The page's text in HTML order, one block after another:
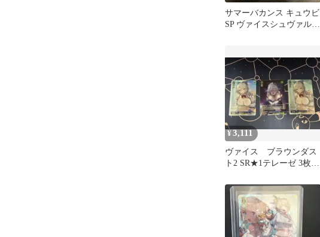
サマーバカンス キュウビ
SP ヴァイスシュヴァルツ
¥3,111
ヴァイス ブラウンダス
ト2 SR★1テレーゼ 3枚セ